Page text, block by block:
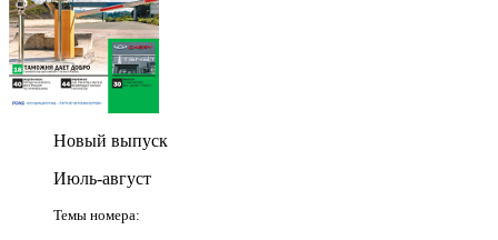
Новый выпуск
Июль-август
Темы номера: